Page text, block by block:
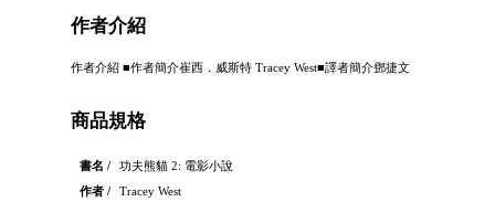
作者介紹
作者介紹 ■作者簡介崔西．威斯特 Tracey West■譯者簡介鄧捷文
商品規格
書名 /
功夫熊貓 2: 電影小說
作者 /
Tracey West